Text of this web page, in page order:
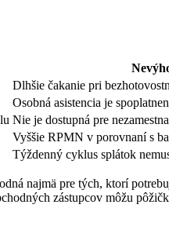
Dlhšie čakanie pri
Osobná asistencia je
Nie je dostupná pre
Vyššie RPMN v porovnaní s
Týždenný cyklus splátok
najmä pre tých, ktorí
zástupcov môžu